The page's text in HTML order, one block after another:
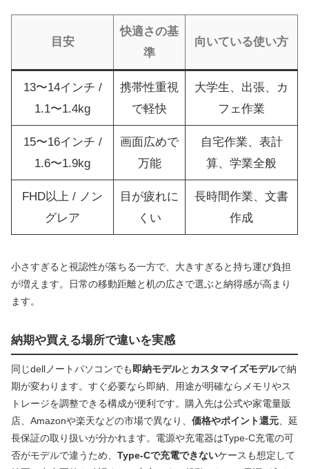
目安
快適さの基
準
向いている使い方
13〜14インチ /
1.1〜1.4kg
携帯性重視
で軽快
大学生、出張、カ
フェ作業
15〜16インチ /
1.6〜1.9kg
画面広めで
万能
自宅作業、表計
算、学業全般
FHD以上 / ノン
グレア
目が疲れに
くい
長時間作業、文書
作成
小さすぎると視認性が落ちる一方で、大きすぎると持ち運び負担
が増えます。日常の移動距離と机の広さで選ぶと納得感が高まり
ます。
納期や買える場所で違いを実感
同じdellノートパソコンでも 即納モデルと カスタマイズモデルで納
期が変わります。すぐ必要なら即納、用途が明確ならメモリやス
トレージを調整できる構成が便利です。購入先は公式や家電量販
店、Amazonや楽天などの市場で異なり、 価格やポイント還元 、延
長保証の取り扱いが分かれます。電源や充電器はType‑C充電の可
否がモデルで違うため、 Type‑Cで充電できないケースも想定して